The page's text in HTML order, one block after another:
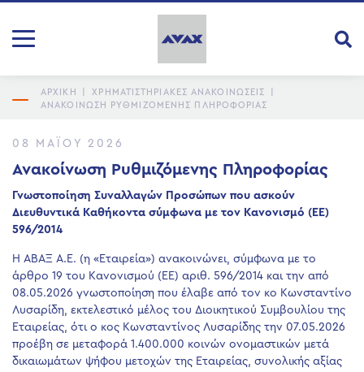
ΑΡΧΙΚΗ ΧΡΗΜΑΤΙΣΤΗΡΙΑΚΕΣ ΑΝΑΚΟΙΝΩΣΕΙΣ
ΑΝΑΚΟΊΝΩΣΗ ΡΥΘΜΙΖΌΜΕΝΗΣ ΠΛΗΡΟΦΟΡΊΑΣ
08 ΜΑΪ́ΟΥ 2026
Ανακοίνωση Ρυθμιζόμενης Πληροφορίας
Γνωστοποίηση Συναλλαγών Προσώπων που ασκούν
Διευθυντικά Καθήκοντα σύμφωνα με τον Κανονισμό (ΕΕ)
596/2014
Η ΑΒΑΞ Α.Ε. (η «Εταιρεία») ανακοινώνει, σύμφωνα με το
άρθρο 19 του Κανονισμού (ΕΕ) αριθ. 596/2014 και την από
08.05.2026 γνωστοποίηση που έλαβε από τον κο Κωνσταντίνο
Λυσαρίδη, εκτελεστικό μέλος του Διοικητικού Συμβουλίου της
Εταιρείας, ότι ο κος Κωνσταντίνος Λυσαρίδης την 07.05.2026
προέβη σε μεταφορά 1.400.000 κοινών ονομαστικών μετά
δικαιωμάτων ψήφου μετοχών της Εταιρείας, συνολικής αξίας